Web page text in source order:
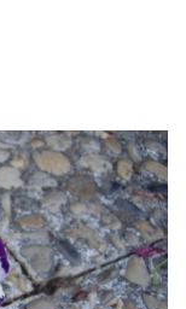
plantes